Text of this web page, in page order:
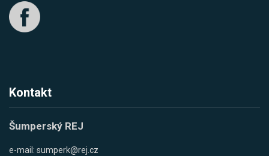
Kontakt
Šumperský REJ
e-mail: sumperk@rej.cz